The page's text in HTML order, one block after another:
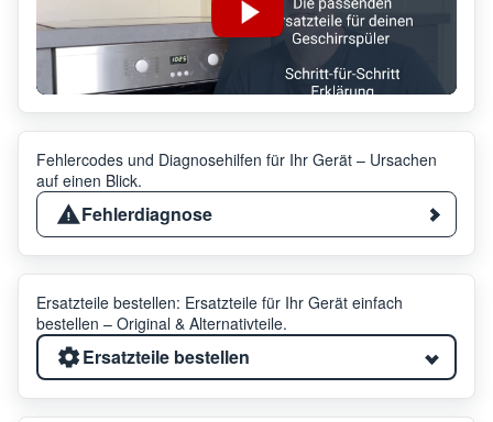
Fehlercodes und Diagnosehilfen für Ihr Gerät – Ursachen
auf einen Blick.
Fehlerdiagnose
Ersatzteile bestellen: Ersatzteile für Ihr Gerät einfach
bestellen – Original & Alternativteile.
Ersatzteile bestellen